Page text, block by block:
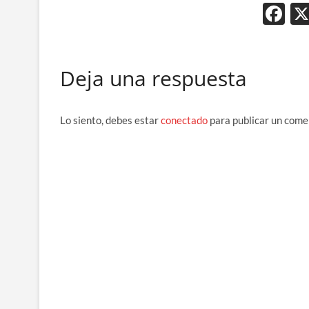
F
o
Deja una respuesta
Lo siento, debes estarconectado para publicar un